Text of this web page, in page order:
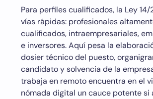
Para perfiles cualificados, la Ley 14/
vías rápidas: profesionales
cualificados, intraempresariales,
e inversores. Aquí pesa la
dosier técnico del puesto,
candidato y solvencia de la
trabaja en remoto encuentra en el
nómada digital un cauce potente si